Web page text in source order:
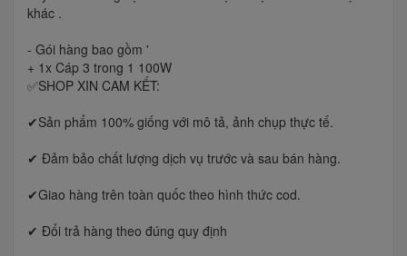
khác .
- Gói hàng bao gồm '
+ 1x Cáp 3 trong 1 100W
✅SHOP XIN CAM KẾT:
✔Sản phẩm 100% giống với mô tả, ảnh chụp thực tế.
✔ Đảm bảo chất lượng dịch vụ trước và sau bán hàng.
✔Giao hàng trên toàn quốc theo hình thức cod.
✔ Đổi trả hàng theo đúng quy định